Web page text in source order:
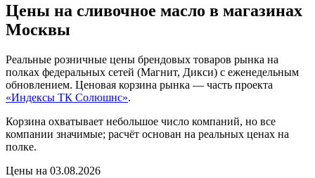
Цены на сливочное масло в магазинах
Москвы
Реальные розничные цены брендовых товаров рынка на
полках федеральных сетей (Магнит, Дикси) с еженедельным
обновлением. Ценовая корзина рынка — часть проекта
«Индексы ТК Солюшнс».
Корзина охватывает небольшое число компаний, но все
компании значимые; расчёт основан на реальных ценах на
полке.
Цены на 03.08.2026